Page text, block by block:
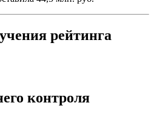
рейтинга
контроля